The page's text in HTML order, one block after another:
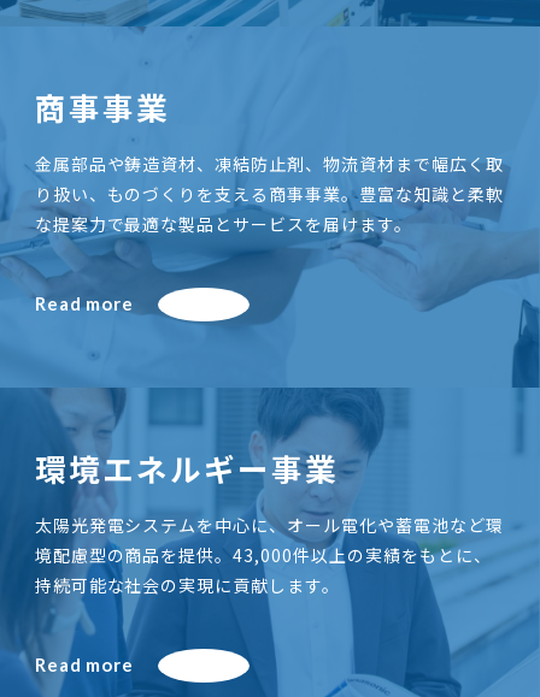
商事事業
金属部品や鋳造資材、凍結防止剤、物流資材まで幅広く取
り扱い、ものづくりを支える商事事業。豊富な知識と柔軟
な提案力で最適な製品とサービスを届けます。
Read more
環境エネルギー事業
太陽光発電システムを中心に、オール電化や蓄電池など環
境配慮型の商品を提供。43,000件以上の実績をもとに、
持続可能な社会の実現に貢献します。
Read more